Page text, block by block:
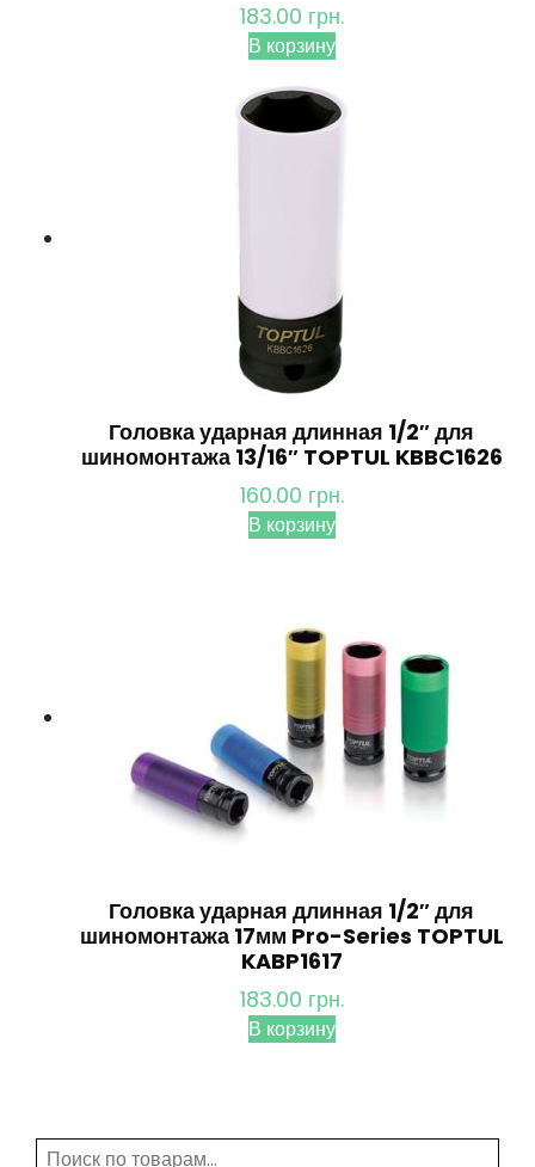
183.00 грн.
В корзину
Головка ударная длинная 1/2″ для
шиномонтажа 13/16″ TOPTUL KBBC1626
160.00 грн.
В корзину
Головка ударная длинная 1/2″ для
шиномонтажа 17мм Pro-Series TOPTUL
KABP1617
183.00 грн.
В корзину
Искать: